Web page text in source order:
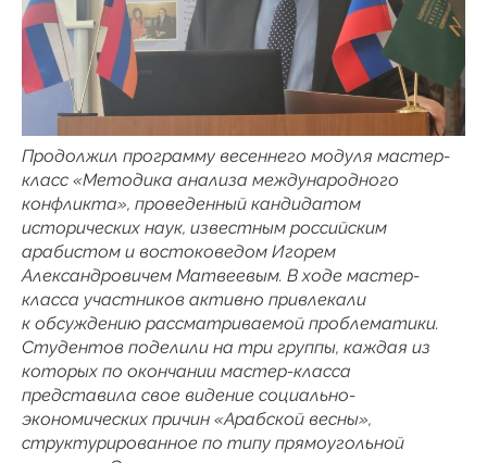
Продолжил программу весеннего модуля мастер-
класс «Методика анализа международного
конфликта», проведенный кандидатом
исторических наук, известным российским
арабистом и востоковедом Игорем
Александровичем Матвеевым. В ходе мастер-
класса участников активно привлекали
к обсуждению рассматриваемой проблематики.
Студентов поделили на три группы, каждая из
которых по окончании мастер-класса
представила свое видение социально-
экономических причин «Арабской весны»,
структурированное по типу прямоугольной